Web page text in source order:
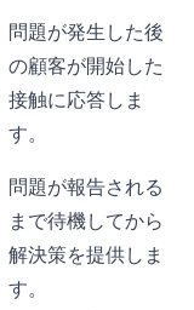
問題が発生した後
の顧客が開始した
接触に応答しま
す。
問題が報告される
まで待機してから
解決策を提供しま
す。